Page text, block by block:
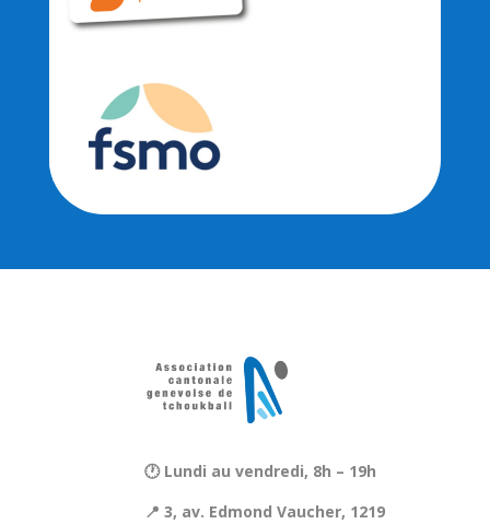
🕐 Lundi au vendredi, 8h – 19h
📍 3, av. Edmond Vaucher, 1219